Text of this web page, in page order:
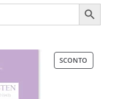
SEARCH BUTTON
SCONTO